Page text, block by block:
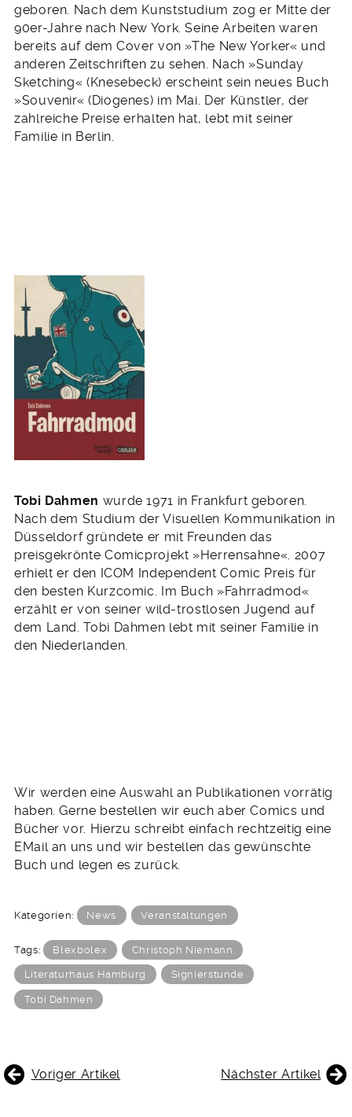
geboren. Nach dem Kunststudium zog er Mitte der
90er-Jahre nach New York. Seine Arbeiten waren
bereits auf dem Cover von »The New Yorker« und
anderen Zeitschriften zu sehen. Nach »Sunday
Sketching« (Knesebeck) erscheint sein neues Buch
»Souvenir« (Diogenes) im Mai. Der Künstler, der
zahlreiche Preise erhalten hat, lebt mit seiner
Familie in Berlin.
Tobi Dahmen wurde 1971 in Frankfurt geboren.
Nach dem Studium der Visuellen Kommunikation in
Düsseldorf gründete er mit Freunden das
preisgekrönte Comicprojekt »Herrensahne«. 2007
erhielt er den ICOM Independent Comic Preis für
den besten Kurzcomic. Im Buch »Fahrradmod«
erzählt er von seiner wild-trostlosen Jugend auf
dem Land. Tobi Dahmen lebt mit seiner Familie in
den Niederlanden.
Wir werden eine Auswahl an Publikationen vorrätig
haben. Gerne bestellen wir euch aber Comics und
Bücher vor. Hierzu schreibt einfach rechtzeitig eine
EMail an uns und wir bestellen das gewünschte
Buch und legen es zurück.
Kategorien: News Veranstaltungen
Tags: Blexbolex Christoph Niemann
Literaturhaus Hamburg Signierstunde
Tobi Dahmen
BEITRAGSNAVIGATION
Voriger Artikel Nächster Artikel